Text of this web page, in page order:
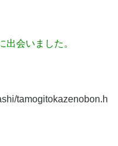
出会いました。
tamogitokazenobon.h